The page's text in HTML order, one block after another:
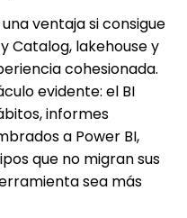
ventaja si consigue
Catalog, lakehouse y
cohesionada.
evidente: el BI
informes
a Power BI,
que no migran sus
sea más